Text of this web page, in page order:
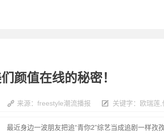
颜值在线的秘密！
来源：freestyle潮流播报 关键字： 欧瑞莲
最近身边一波朋友把追“青你2”综艺当成追剧一样孜